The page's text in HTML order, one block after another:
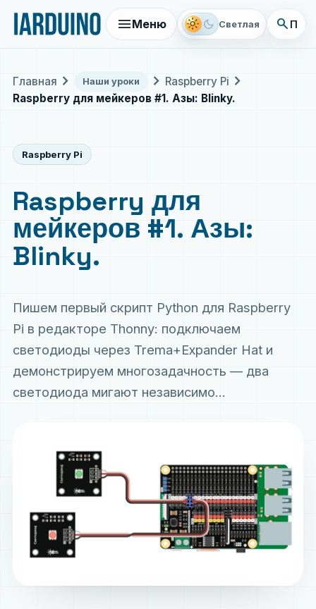
menuМеню light_mode dark_mode Светлая search
Главная chevron_right Наши уроки chevron_right Raspberry Pi chevron_right
Raspberry для мейкеров #1. Азы: Blinky.
Raspberry Pi
Raspberry для
мейкеров #1. Азы:
Blinky.
Пишем первый скрипт Python для Raspberry
Pi в редакторе Thonny: подключаем
светодиоды через Trema+Expander Hat и
демонстрируем многозадачность — два
светодиода мигают независимо...